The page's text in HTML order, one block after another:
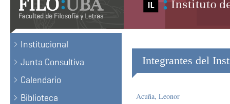
Institucional
Junta Consultiva
Calendario
Biblioteca
Integrantes del
Acuña, Leonor